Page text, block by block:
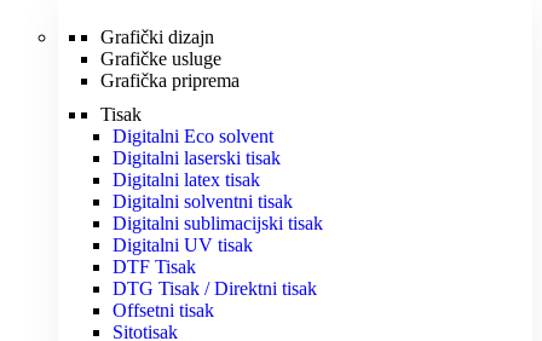
Grafički dizajn
Grafičke usluge
Grafička priprema
Tisak
Digitalni Eco solvent
Digitalni laserski tisak
Digitalni latex tisak
Digitalni solventni tisak
Digitalni sublimacijski tisak
Digitalni UV tisak
DTF Tisak
DTG Tisak / Direktni tisak
Offsetni tisak
Sitotisak